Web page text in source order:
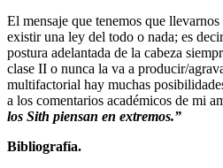
El mensaje que tenemos que
existir una ley del todo o nada; es
postura adelantada de la cabeza
clase II o nunca la va a producir/
multifactorial hay muchas
a los comentarios académicos de mi
los Sith piensan en extremos.”
Bibliografía.